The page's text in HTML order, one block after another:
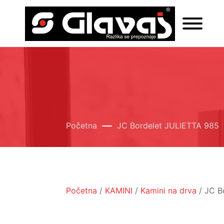
Početna JC Bordelet JULIETTA 985
Početna / KAMINI / Kamini na drva / JC